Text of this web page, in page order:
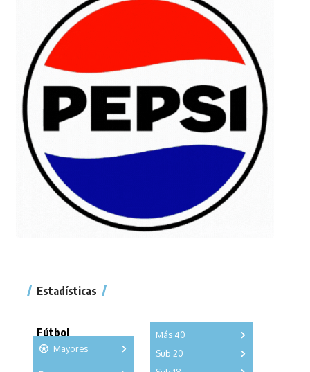
Estadísticas
Fútbol
Mayores
Más 40
Sub 20